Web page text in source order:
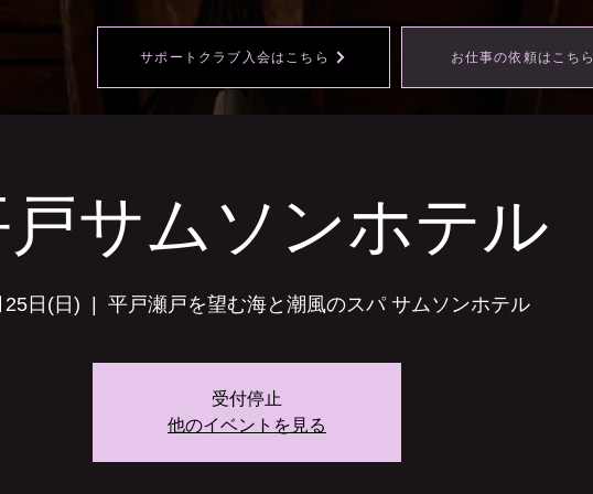
サポートクラブ入会はこちら お仕事の依頼はこちら
サムソンホテル
25日(日) 平戸瀬戸を望む海と潮風のスパ サムソンホテル
受付停止
他のイベントを見る